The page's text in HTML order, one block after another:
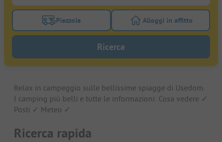
Attivare il filtro piazzole per cercare piazzole
Piazzole Attivare il filtro
Alloggi in affitto
Ricerca
Relax in campeggio sulle bellissime spiagge di Usedom.
I camping più belli e tutte le informazioni: Cosa vedere ✓
Posti ✓ Meteo ✓
Ricerca rapida